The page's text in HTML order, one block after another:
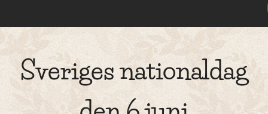
Sveriges nationaldag